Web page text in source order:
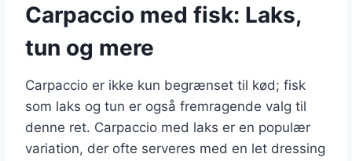
Carpaccio med fisk: Laks,
tun og mere
Carpaccio er ikke kun begrænset til kød; fisk
som laks og tun er også fremragende valg til
denne ret. Carpaccio med laks er en populær
variation, der ofte serveres med en let dressing